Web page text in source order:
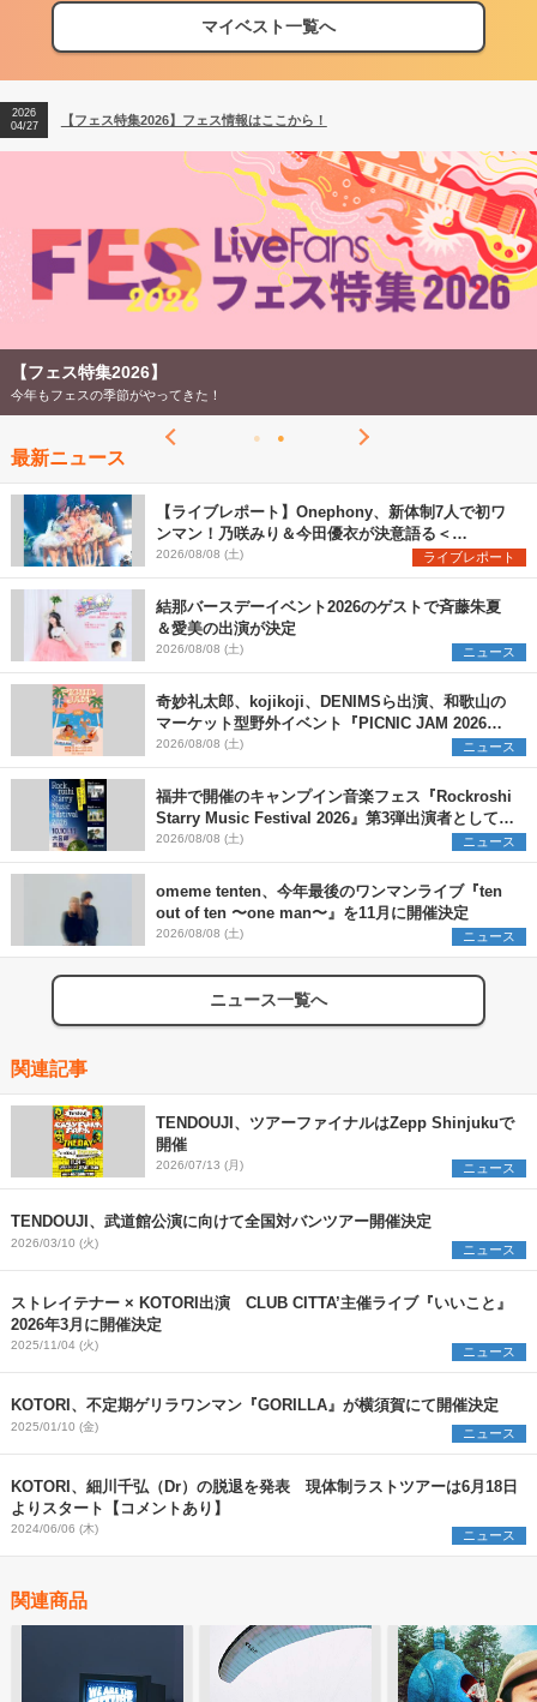
マイベスト一覧へ
【フェス特集2026】フェス情報はここから！
【ライブ動員ランキング】2026年上半期編発表！
2026
04/27
【フェス特集2026】フェス情報はここから！
2026
【ライブ動員ランキング】2026年上半期編発表！
【フェス特集2026】
今年もフェスの季節がやってきた！
最新ニュース
【ライブレポート】Onephony、新体制7人で初ワ
ンマン！乃咲みり＆今田優衣が決意語る＜
Onephony新体制1st Oneman Live はじまりの夏
＞
2026/08/08 (土) ライブレポート
結那バースデーイベント2026のゲストで斉藤朱夏
＆愛美の出演が決定
2026/08/08 (土) ニュース
奇妙礼太郎、kojikoji、DENIMSら出演、和歌山の
マーケット型野外イベント『PICNIC JAM 2026』
早割チケット発売開始
2026/08/08 (土) ニュース
福井で開催のキャンプイン音楽フェス『Rockroshi
Starry Music Festival 2026』第3弾出演者として
SCOOBIE DO、かりゆし58、Reiを発表
2026/08/08 (土) ニュース
omeme tenten、今年最後のワンマンライブ『ten
out of ten 〜one man〜』を11月に開催決定
2026/08/08 (土) ニュース
ニュース一覧へ
関連記事
TENDOUJI、ツアーファイナルはZepp Shinjukuで
開催
2026/07/13 (月) ニュース
TENDOUJI、武道館公演に向けて全国対バンツアー開催決定
2026/03/10 (火) ニュース
ストレイテナー × KOTORI出演 CLUB CITTA’主催ライブ『いいこと』
2026年3月に開催決定
2025/11/04 (火) ニュース
KOTORI、不定期ゲリラワンマン『GORILLA』が横須賀にて開催決定
2025/01/10 (金) ニュース
KOTORI、細川千弘（Dr）の脱退を発表 現体制ラストツアーは6月18日
よりスタート【コメントあり】
2024/06/06 (木) ニュース
関連商品